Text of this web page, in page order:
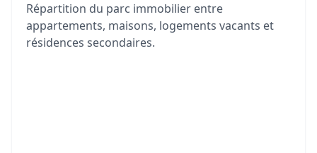
Répartition du parc immobilier entre
appartements, maisons, logements vacants et
résidences secondaires.